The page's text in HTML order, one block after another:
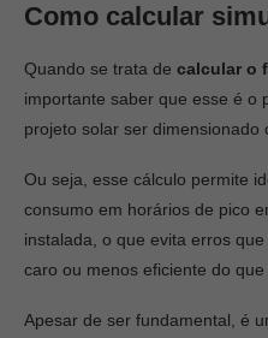
Como calcular
Quando se trata de calcular o
importante saber que esse é o
projeto solar ser dimensionado
Ou seja, esse cálculo permite
consumo em horários de pico
instalada, o que evita erros
caro ou menos eficiente do que
Apesar de ser fundamental, é